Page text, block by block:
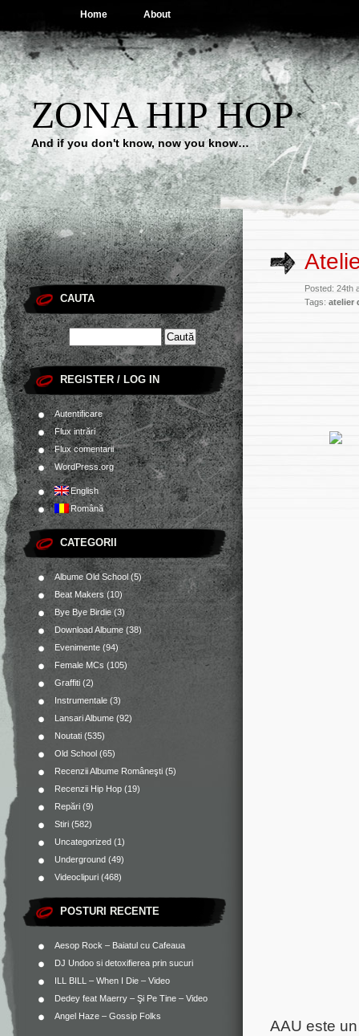
Home About
ZONA HIP HOP
And if you don't know, now you know…
CAUTA
REGISTER / LOG IN
Autentificare
Flux intrări
Flux comentarii
WordPress.org
English
Română
CATEGORII
Albume Old School(5)
Beat Makers(10)
Bye Bye Birdie(3)
Download Albume (38)
Evenimente (94)
Female MCs (105)
Graffiti (2)
Instrumentale (3)
Lansari Albume (92)
Noutati (535)
Old School (65)
Recenzii Albume Româneşti (5)
Recenzii Hip Hop (19)
Repări (9)
Stiri (582)
Uncategorized (1)
Underground (49)
Videoclipuri (468)
POSTURI RECENTE
Aesop Rock – Baiatul cu Cafeaua
DJ Undoo si detoxifierea prin sucuri
ILL BILL – When I Die – Video
Dedey feat Maerry – Şi Pe Tine – Video
Angel Haze – Gossip Folks
Posted: 24th
Tags: atelier
AAU este